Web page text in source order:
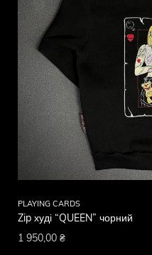
PLAYING CARDS
Zip худі “QUEEN” чорний
1 950,00 ₴